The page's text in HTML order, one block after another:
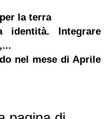
la terra
identità. Integrare
nel mese di Aprile